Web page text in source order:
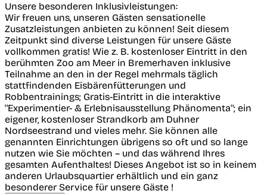
Unsere besonderen Inklusivleistungen:
Wir freuen uns, unseren Gästen sensationelle
Zusatzleistungen anbieten zu können! Seit diesem
Zeitpunkt sind diverse Leistungen für unsere Gäste
vollkommen gratis! Wie z. B. kostenloser Eintritt in den
berühmten Zoo am Meer in Bremerhaven inklusive
Teilnahme an den in der Regel mehrmals täglich
stattfindenden Eisbärenfütterungen und
Robbentrainings; Gratis-Eintritt in die interaktive
''Experimentier- & Erlebnisausstellung Phänomenta''; ein
eigener, kostenloser Strandkorb am Duhner
Nordseestrand und vieles mehr. Sie können alle
genannten Einrichtungen übrigens so oft und so lange
nutzen wie Sie möchten – und das während Ihres
gesamten Aufenthaltes! Dieses Angebot ist so in keinem
anderen Urlaubsquartier erhältlich und ein ganz
besonderer Service für unsere Gäste !